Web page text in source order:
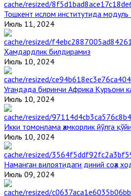
Тошкент ислом институтида
Июль 11, 2024
Ҳамдардлик билдирамиз
Июль 10, 2024
Угандада биринчи Aфрика Қуръони
Июль 10, 2024
Икки томонлама ҳамкорлик йўлга
Июль 10, 2024
Наманган вилоятидаги диний соҳа
Июль 09, 2024